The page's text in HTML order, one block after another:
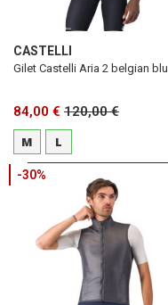
CASTELLI
Gilet Castelli Aria 2 belgian blu
84,00 € 120,00 €
M
L
-30%